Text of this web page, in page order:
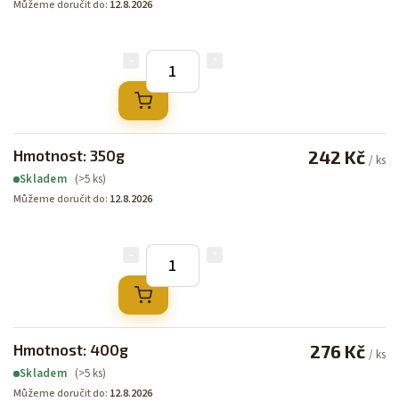
Můžeme doručit do: 12.8.2026
Hmotnost: 350g
Skladem (>5 ks)
Můžeme doručit do: 12.8.2026
242 Kč / ks
Hmotnost: 400g
Skladem (>5 ks)
Můžeme doručit do: 12.8.2026
276 Kč / ks